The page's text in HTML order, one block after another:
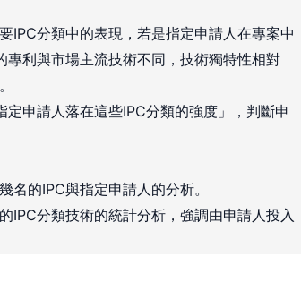
IPC分類中的表現，若是指定申請人在專案中
利與市場主流技術不同，技術獨特性相對
申請人落在這些IPC分類的強度」，判斷申
名的IPC與指定申請人的分析。
IPC分類技術的統計分析，強調由申請人投入